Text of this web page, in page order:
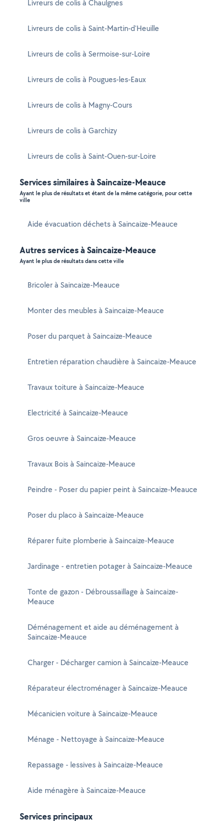
Livreurs de colis à Chaulgnes
Livreurs de colis à Saint-Martin-d'Heuille
Livreurs de colis à Sermoise-sur-Loire
Livreurs de colis à Pougues-les-Eaux
Livreurs de colis à Magny-Cours
Livreurs de colis à Garchizy
Livreurs de colis à Saint-Ouen-sur-Loire
Services similaires à Saincaize-Meauce
Ayant le plus de résultats et étant de la même catégorie, pour cette
ville
Aide évacuation déchets à Saincaize-Meauce
Autres services à Saincaize-Meauce
Ayant le plus de résultats dans cette ville
Bricoler à Saincaize-Meauce
Monter des meubles à Saincaize-Meauce
Poser du parquet à Saincaize-Meauce
Entretien réparation chaudière à Saincaize-Meauce
Travaux toiture à Saincaize-Meauce
Electricité à Saincaize-Meauce
Gros oeuvre à Saincaize-Meauce
Travaux Bois à Saincaize-Meauce
Peindre - Poser du papier peint à Saincaize-Meauce
Poser du placo à Saincaize-Meauce
Réparer fuite plomberie à Saincaize-Meauce
Jardinage - entretien potager à Saincaize-Meauce
Tonte de gazon - Débroussaillage à Saincaize-
Meauce
Déménagement et aide au déménagement à
Saincaize-Meauce
Charger - Décharger camion à Saincaize-Meauce
Réparateur électroménager à Saincaize-Meauce
Mécanicien voiture à Saincaize-Meauce
Ménage - Nettoyage à Saincaize-Meauce
Repassage - lessives à Saincaize-Meauce
Aide ménagère à Saincaize-Meauce
Services principaux